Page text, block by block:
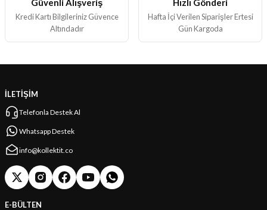
Kredi Kartı Bilgileriniz Güvence
Altındadır
Hafta İçi Verilen Siparişler Ertesi
Gün Kargoda
İLETİŞİM
Telefonla Destek Al
Whatsapp Destek
info@kollektit.co
E-BÜLTEN